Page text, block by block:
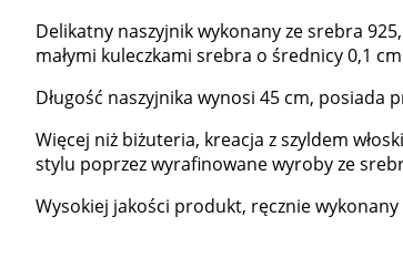
Delikatny naszyjnik wykonany ze srebra
małymi kuleczkami srebra o średnicy 0,1 cm
Długość naszyjnika wynosi 45 cm, posiada
Więcej niż biżuteria, kreacja z szyldem
stylu poprzez wyrafinowane wyroby ze
Wysokiej jakości produkt, ręcznie wykonany